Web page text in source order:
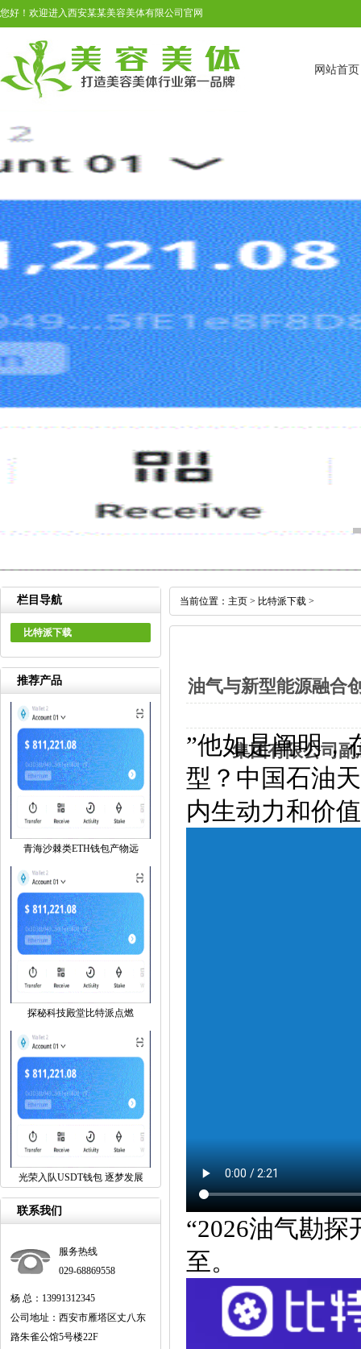
您好！欢迎进入西安某某美容美体有限公司官网
网站首页
栏目导航
比特派下载
推荐产品
青海沙棘类ETH钱包产物远
探秘科技殿堂比特派点燃
光荣入队USDT钱包 逐梦发展
联系我们
服务热线
029-68869558
杨 总：13991312345
公司地址：西安市雁塔区丈八东
路朱雀公馆5号楼22F
当前位置： 主页 > 比特派下载 >
油气与新型能源融合
集团有限公司
”他如是阐明，
型？中国石油
内生动力和价
“2026油气勘
至。